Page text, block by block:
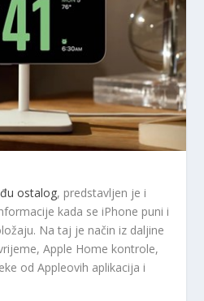
ostalog, predstavljen je i
kada se iPhone puni i
Na taj je način iz daljine
Apple Home kontrole,
od Appleovih aplikacija i